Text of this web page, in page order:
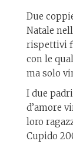
Due
Natale
rispettivi
con le
ma solo
I due
d’amore
loro
Cupido